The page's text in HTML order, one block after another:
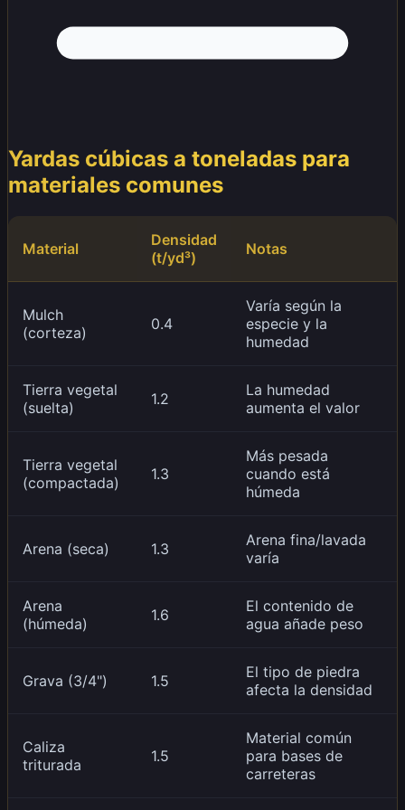
Yardas cúbicas a toneladas para
materiales comunes
Material
Densidad
(t/yd³)
Notas
Mulch
(corteza)
0.4
Varía según la
especie y la
humedad
Tierra vegetal
(suelta)
1.2
La humedad
aumenta el valor
Tierra vegetal
(compactada)
1.3
Más pesada
cuando está
húmeda
Arena (seca) 1.3
Arena fina/lavada
varía
Arena
(húmeda)
1.6
El contenido de
agua añade peso
Grava (3/4") 1.5
El tipo de piedra
afecta la densidad
Caliza
triturada
1.5
Material común
para bases de
carreteras